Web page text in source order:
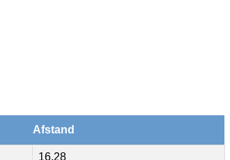
Afstand
16.28